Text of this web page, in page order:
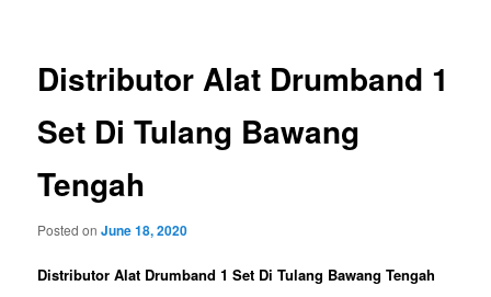
Distributor Alat Drumband 1
Set Di Tulang Bawang
Tengah
Posted onJune 18, 2020
Distributor Alat Drumband 1 Set Di Tulang Bawang Tengah